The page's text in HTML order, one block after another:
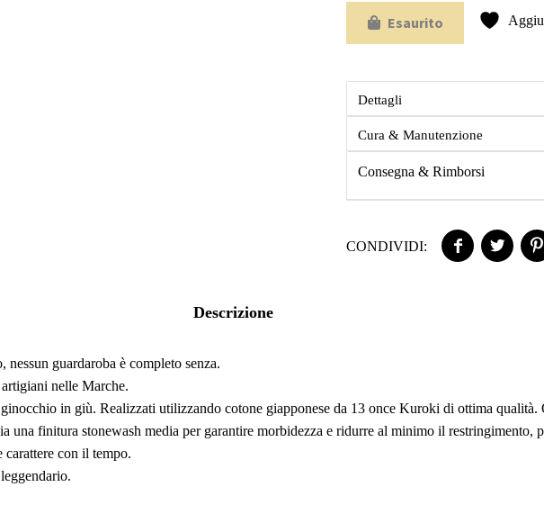
Esaurito
Dettagli
Cura & Manutenzione
Consegna & Rimborsi
CONDIVIDI:
Descrizione
guardaroba è completo senza.
nelle Marche.
in giù. Realizzati utilizzando cotone giapponese da 13 once Kuroki di ottima qualità.
una finitura stonewash media per garantire morbidezza e ridurre al minimo il restringimento,
carattere con il tempo.